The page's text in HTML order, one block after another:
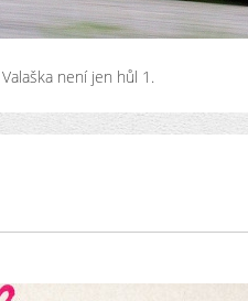
Valaška není jen hůl 1.